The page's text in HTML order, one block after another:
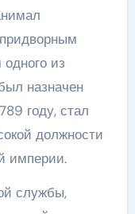
из
назначен
году, стал
должности
империи.
службы,